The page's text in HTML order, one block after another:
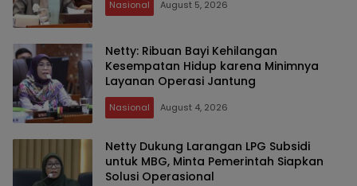
Nasional August 5, 2026
Netty: Ribuan Bayi Kehilangan
Kesempatan Hidup karena Minimnya
Layanan Operasi Jantung
Nasional August 4, 2026
Netty Dukung Larangan LPG Subsidi
untuk MBG, Minta Pemerintah Siapkan
Solusi Operasional